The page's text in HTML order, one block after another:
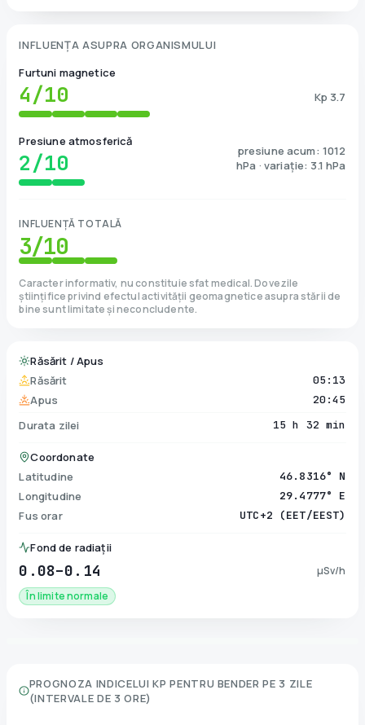
INFLUENȚA ASUPRA ORGANISMULUI
Furtuni magnetice
4/10 Kp 3.7
Presiune atmosferică
2/10
presiune acum: 1012
hPa · variație: 3.1 hPa
INFLUENȚĂ TOTALĂ
3/10
Caracter informativ, nu constituie sfat medical. Dovezile
științifice privind efectul activității geomagnetice asupra stării de
bine sunt limitate și neconcludente.
Răsărit / Apus
Răsărit
05:13
Apus 20:45
Durata zilei 15 h 32 min
Coordonate
Latitudine
46.8316° N
Longitudine 29.4777° E
Fus orar UTC+2 (EET/EEST)
Fond de radiații
0.08–0.14
µSv/h
În limite normale
PROGNOZA INDICELUI KP PENTRU BENDER PE 3 ZILE
(INTERVALE DE 3 ORE)